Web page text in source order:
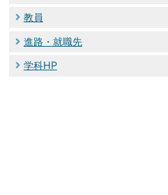
教員
進路・就職先
学科HP